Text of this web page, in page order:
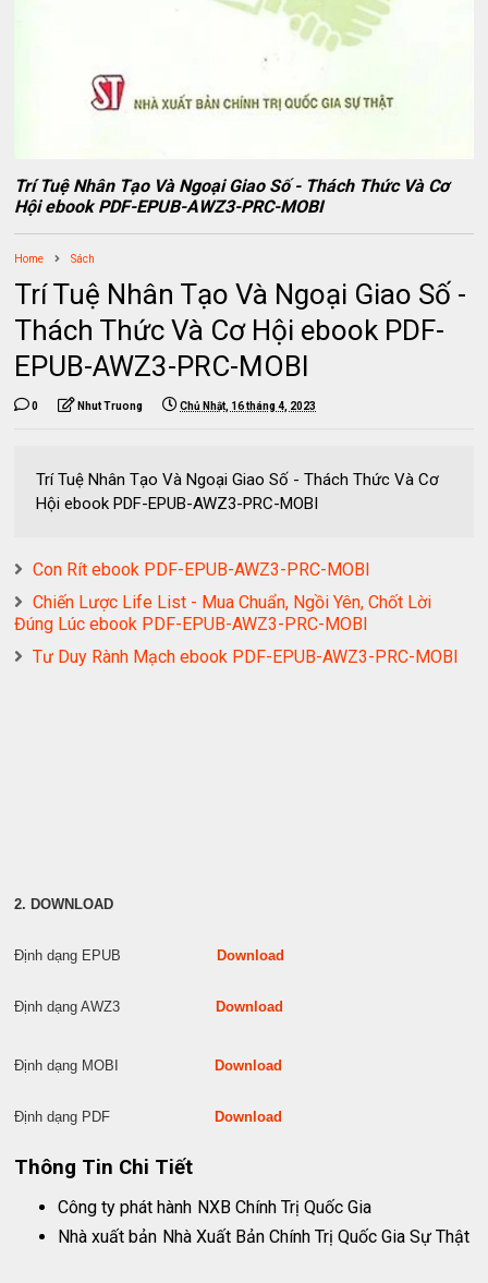
Trí Tuệ Nhân Tạo Và Ngoại Giao Số - Thách Thức Và Cơ
Hội ebook PDF-EPUB-AWZ3-PRC-MOBI
Home Sách
Trí Tuệ Nhân Tạo Và Ngoại Giao Số -
Thách Thức Và Cơ Hội ebook PDF-
EPUB-AWZ3-PRC-MOBI
0 Nhut Truong Chủ Nhật, 16 tháng 4, 2023
Trí Tuệ Nhân Tạo Và Ngoại Giao Số - Thách Thức Và Cơ
Hội ebook PDF-EPUB-AWZ3-PRC-MOBI
Con Rít ebook PDF-EPUB-AWZ3-PRC-MOBI
Chiến Lược Life List - Mua Chuẩn, Ngồi Yên, Chốt Lời
Đúng Lúc ebook PDF-EPUB-AWZ3-PRC-MOBI
Tư Duy Rành Mạch ebook PDF-EPUB-AWZ3-PRC-MOBI
2. DOWNLOAD
Định dạng EPUB Download
Định dạng AWZ3 Download
Định dạng MOBI Download
Định dạng PDF Download
Thông Tin Chi Tiết
Công ty phát hành NXB Chính Trị Quốc Gia
Nhà xuất bản Nhà Xuất Bản Chính Trị Quốc Gia Sự Thật